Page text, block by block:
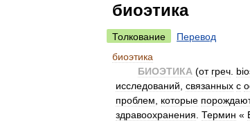
биоэтика
Толкование
Перевод
биоэтика
БИОЭТИКА (от греч
исследований связанных с
проблем
которые
здравоохранения Термин «